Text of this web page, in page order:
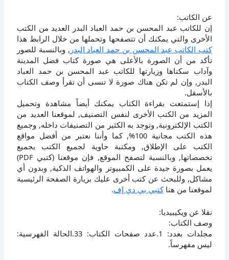
عن الكاتب:
إن للكاتب عبد المحسن بن حمد العباد البدر العديد من الكتب
الأخرى والتي يمكنك أن تتصفحها وتحملها من خلال الرابط هذا
كتب الكاتب عبد المحسن بن حمد العباد البدر , وبالنسبة للصور
تأكد من أن الصورة بالأعلى هي صورة كتاب فضل المدينة
وآداب سكناها وزيارتها للكاتب عبد المحسن بن حمد العباد
البدر, وإن لم تكن هناك صورة لا تنسى أن تقرأ وصف الكتاب
بالأسفل.
إذا إستمتعت بقراءة الكتاب يمكنك أيضاً مشاهدة وتحميل
المزيد من الكتب الأخرى لنفس التصنيف, لموقعنا العديد من
الكتب الإلكترونية, وتوجد به الكثير من التصنيفات داخله, وجميع
هذه الكتب مجانية 100%, كما وأننا نعتبر من أفضل مواقع
الكتب على الإطلاق, ومكتبة حاوية لجميع الكتب بجميع
تخصصاتها, وبالنسبة لتصفح الموقع, فإن موقعنا (كتبي PDF)
يعمل بصورة جيدة على الكمبيوتر والهواتف الذكية, وبدون أي
مشاكل, وللبحث عن كتب أخرى عليك بزيارة الصفحة الرئيسية
لموقعنا من هناكتبي بي دي إف.
نقلا عن ويكيبيديا:
وصف الكتاب:
مجلدات بعدد: 1.عدد صفحات الكتاب: 33.الحالة الفهرسية:
ليس مفهرساً.